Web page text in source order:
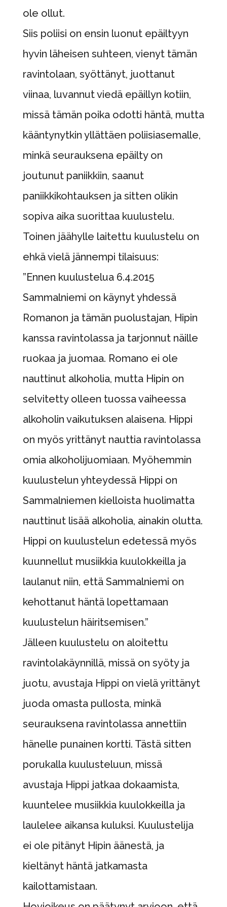
ole ollut.
Siis poliisi on ensin luonut epäiltyyn
hyvin läheisen suhteen, vienyt tämän
ravintolaan, syöttänyt, juottanut
viinaa, luvannut viedä epäillyn kotiin,
missä tämän poika odotti häntä, mutta
kääntynytkin yllättäen poliisiasemalle,
minkä seurauksena epäilty on
joutunut paniikkiin, saanut
paniikkikohtauksen ja sitten olikin
sopiva aika suorittaa kuulustelu.
Toinen jäähylle laitettu kuulustelu on
ehkä vielä jännempi tilaisuus:
”Ennen kuulustelua 6.4.2015
Sammalniemi on käynyt yhdessä
Romanon ja tämän puolustajan, Hipin
kanssa ravintolassa ja tarjonnut näille
ruokaa ja juomaa. Romano ei ole
nauttinut alkoholia, mutta Hipin on
selvitetty olleen tuossa vaiheessa
alkoholin vaikutuksen alaisena. Hippi
on myös yrittänyt nauttia ravintolassa
omia alkoholijuomiaan. Myöhemmin
kuulustelun yhteydessä Hippi on
Sammalniemen kielloista huolimatta
nauttinut lisää alkoholia, ainakin olutta.
Hippi on kuulustelun edetessä myös
kuunnellut musiikkia kuulokkeilla ja
laulanut niin, että Sammalniemi on
kehottanut häntä lopettamaan
kuulustelun häiritsemisen.”
Jälleen kuulustelu on aloitettu
ravintolakäynnillä, missä on syöty ja
juotu, avustaja Hippi on vielä yrittänyt
juoda omasta pullosta, minkä
seurauksena ravintolassa annettiin
hänelle punainen kortti. Tästä sitten
porukalla kuulusteluun, missä
avustaja Hippi jatkaa dokaamista,
kuuntelee musiikkia kuulokkeilla ja
laulelee aikansa kuluksi. Kuulustelija
ei ole pitänyt Hipin äänestä, ja
kieltänyt häntä jatkamasta
kailottamistaan.